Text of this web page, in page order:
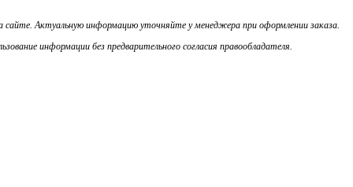
Актуальную информацию уточняйте у менеджера при оформлении заказа.
информации без предварительного согласия правообладателя.